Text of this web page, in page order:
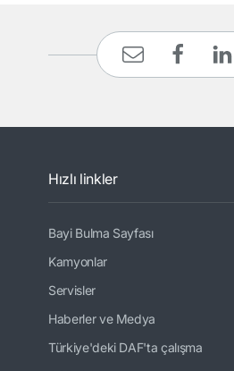
Hızlı linkler
Bayi Bulma Sayfası
Kamyonlar
Servisler
Haberler ve Medya
Türkiye'deki DAF'ta çalışma